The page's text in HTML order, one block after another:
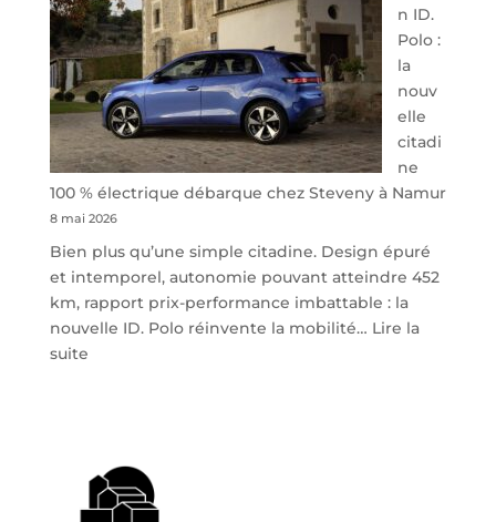
n ID.
Polo :
la
nouv
elle
citadi
ne
100 % électrique débarque chez Steveny à Namur
8 mai 2026
Bien plus qu’une simple citadine. Design épuré
et intemporel, autonomie pouvant atteindre 452
km, rapport prix-performance imbattable : la
nouvelle ID. Polo réinvente la mobilité… Lire la
suite:
la
nouvelle